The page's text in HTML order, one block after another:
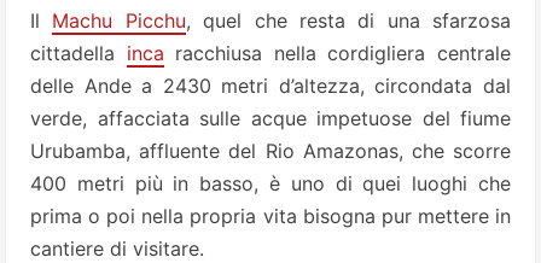
Il Machu Picchu, quel che resta di una sfarzosa
cittadella inca racchiusa nella cordigliera centrale
delle Ande a 2430 metri d’altezza, circondata dal
verde, affacciata sulle acque impetuose del fiume
Urubamba, affluente del Rio Amazonas, che scorre
400 metri più in basso, è uno di quei luoghi che
prima o poi nella propria vita bisogna pur mettere in
cantiere di visitare.